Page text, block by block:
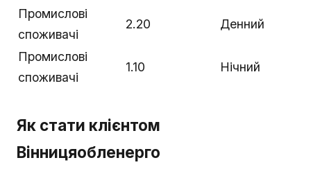
Промислові
споживачі
2.20 Денний
Промислові
споживачі
1.10 Нічний
Як стати клієнтом
Вінницяобленерго